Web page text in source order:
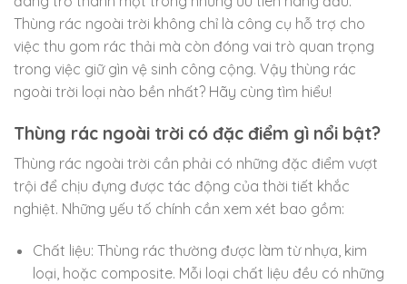
Thùng rác ngoài trời không chỉ là công cụ hỗ trợ cho
việc thu gom rác thải mà còn đóng vai trò quan trọng
trong việc giữ gìn vệ sinh công cộng. Vậy thùng rác
ngoài trời loại nào bền nhất? Hãy cùng tìm hiểu!
Thùng rác ngoài trời có đặc điểm gì nổi bật?
Thùng rác ngoài trời cần phải có những đặc điểm vượt
trội để chịu đựng được tác động của thời tiết khắc
nghiệt. Những yếu tố chính cần xem xét bao gồm:
Chất liệu: Thùng rác thường được làm từ nhựa, kim
loại, hoặc composite. Mỗi loại chất liệu đều có những